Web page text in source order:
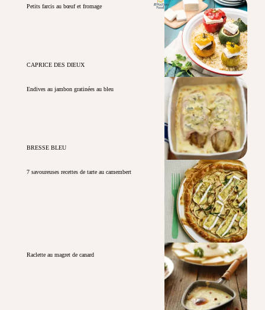
Petits farcis au bœuf et fromage
CAPRICE DES DIEUX
Endives au jambon gratinées au bleu
BRESSE BLEU
7 savoureuses recettes de tarte au camembert
Raclette au magret de canard